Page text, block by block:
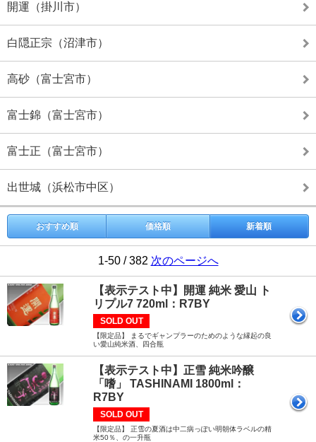
開運（掛川市）
白隠正宗（沼津市）
高砂（富士宮市）
富士錦（富士宮市）
富士正（富士宮市）
出世城（浜松市中区）
おすすめ順 価格順 新着順
1-50 / 382 次のページへ
【表示テスト中】開運 純米 愛山 ト
リプル7 720ml：R7BY
SOLD OUT
【限定品】 まるでギャンプラーのためのような縁起の良
い愛山純米酒、四合瓶
【表示テスト中】正雪 純米吟醸
「嗜」 TASHINAMI 1800ml：
R7BY
SOLD OUT
【限定品】 正雪の夏酒は中二病っぽい明朝体ラベルの精
米50％、の一升瓶